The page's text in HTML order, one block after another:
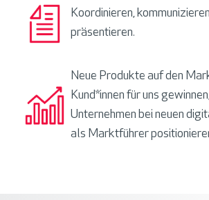
Koordinieren,
präsentieren.
Neue Produkte auf den
Kund*innen für uns
Unternehmen bei neuen
als Marktführer